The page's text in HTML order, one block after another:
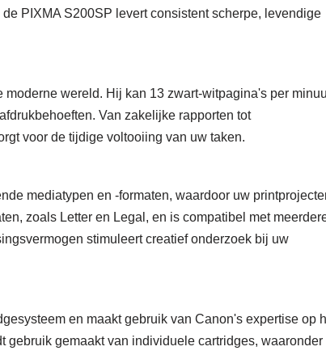
PIXMA S200SP levert consistent scherpe, levendige
wereld. Hij kan 13 zwart-witpagina's per
Van zakelijke rapporten tot
voor de tijdige voltooiing van uw taken.
mediatypen en -formaten, waardoor uw
zoals Letter en Legal, en is compatibel met
stimuleert creatief onderzoek bij uw
en maakt gebruik van Canon's expertise op
gemaakt van individuele cartridges, waaronder